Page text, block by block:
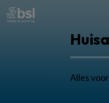
Alles